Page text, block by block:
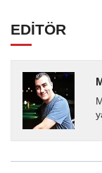
EDİTÖR